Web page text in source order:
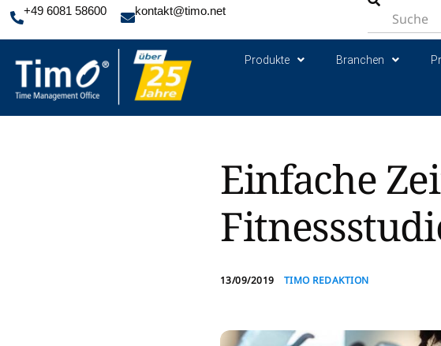
+49 6081 58600 kontakt@timo.net
Produkte Branchen
Einfache
13/09/2019 TIMO REDAKTION